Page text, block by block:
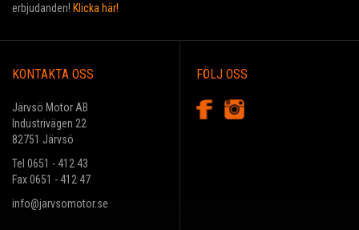
erbjudanden! Klicka här!
KONTAKTA OSS
Järvsö Motor AB
Industrivägen 22
82751 Järvsö
Tel 0651 - 412 43
Fax 0651 - 412 47
info@jarvsomotor.se
FÖLJ OSS